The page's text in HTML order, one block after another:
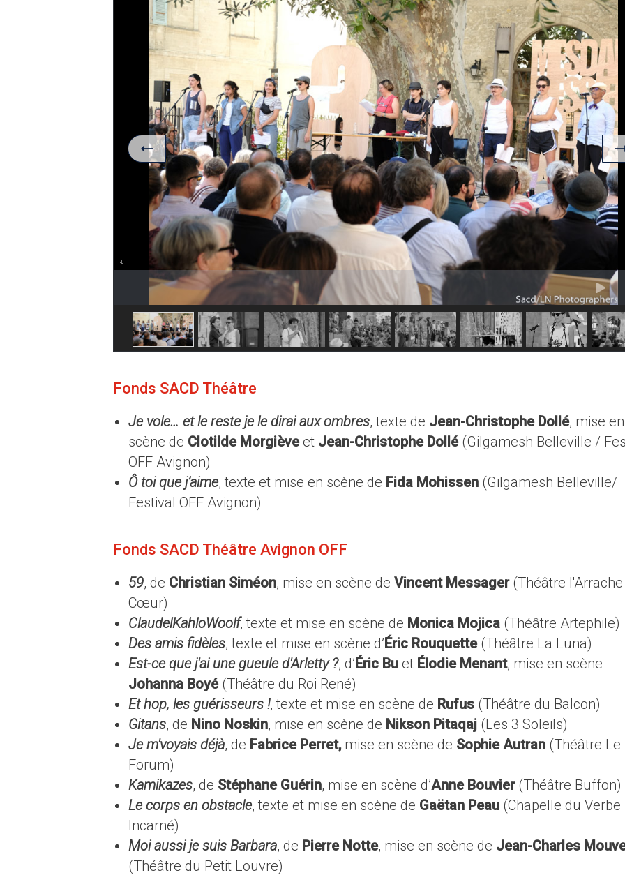
Fonds SACD Théâtre
Je vole… et le reste je le dirai aux ombres, texte de Jean-Christophe Dollé, mise en
scène de Clotilde Morgièveet Jean-Christophe Dollé (Gilgamesh Belleville /
OFF Avignon)
Ô toi que j’aime, texte et mise en scène de Fida Mohissen (Gilgamesh Belleville/
Festival OFF Avignon)
Fonds SACD Théâtre Avignon OFF
59, de Christian Siméon, mise en scène de Vincent Messager(Théâtre l'Arrache
Cœur)
ClaudelKahloWoolf, texte et mise en scène de Monica Mojica (Théâtre Artephile)
Des amis fidèles, texte et mise en scène d’Éric Rouquette(Théâtre La Luna)
Est-ce que j'ai une gueule d'Arletty ?, d’Éric Bu et Élodie Menant, mise en scène
Johanna Boyé(Théâtre du Roi René)
Et hop, les guérisseurs !, texte et mise en scène de Rufus (Théâtre du Balcon)
Gitans, de Nino Noskin, mise en scène de Nikson Pitaqaj (Les 3 Soleils)
Je m'voyais déjà, de Fabrice Perret,mise en scène de Sophie Autran (Théâtre Le
Forum)
Kamikazes, de Stéphane Guérin, mise en scène d’Anne Bouvier(Théâtre Buffon)
Le corps en obstacle, texte et mise en scène de Gaëtan Peau (Chapelle du Verbe
Incarné)
Moi aussi je suis Barbara, de Pierre Notte, mise en scène de Jean-Charles
(Théâtre du Petit Louvre)